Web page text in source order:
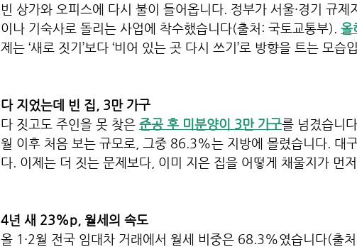
빈 상가와 오피스에 다시 불이 들어옵니다. 정부가 서울·경기 규제
이나 기숙사로 돌리는 사업에 착수했습니다(출처: 국토교통부). 올
제는 ‘새로 짓기’보다 ‘비어 있는 곳 다시 쓰기’로 방향을 트는 모습
다 지었는데 빈 집, 3만 가구
다 짓고도 주인을 못 찾은 준공 후 미분양이 3만 가구를 넘겼습니
월 이후 처음 보는 규모로, 그중 86.3%는 지방에 몰렸습니다. 대
다. 이제는 더 짓는 문제보다, 이미 지은 집을 어떻게 채울지가 먼
4년 새 23%p, 월세의 속도
올 1·2월 전국 임대차 거래에서 월세 비중은 68.3%였습니다(출